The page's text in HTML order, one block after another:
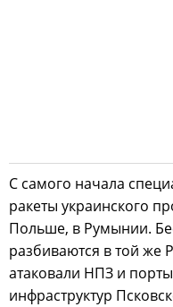
С самого начала
ракеты украинского
Польше, в Румынии.
разбиваются в той
атаковали НПЗ и
инфраструктур